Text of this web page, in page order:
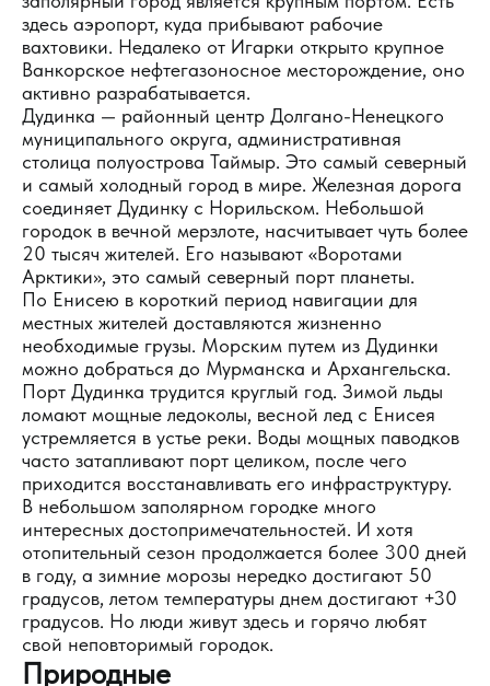
здесь аэропорт, куда прибывают рабочие
вахтовики. Недалеко от Игарки открыто крупное
Ванкорское нефтегазоносное месторождение, оно
активно разрабатывается.
Дудинка — районный центр Долгано-Ненецкого
муниципального округа, административная
столица полуострова Таймыр. Это самый северный
и самый холодный город в мире. Железная дорога
соединяет Дудинку с Норильском. Небольшой
городок в вечной мерзлоте, насчитывает чуть более
20 тысяч жителей. Его называют «Воротами
Арктики», это самый северный порт планеты.
По Енисею в короткий период навигации для
местных жителей доставляются жизненно
необходимые грузы. Морским путем из Дудинки
можно добраться до Мурманска и Архангельска.
Порт Дудинка трудится круглый год. Зимой льды
ломают мощные ледоколы, весной лед с Енисея
устремляется в устье реки. Воды мощных паводков
часто затапливают порт целиком, после чего
приходится восстанавливать его инфраструктуру.
В небольшом заполярном городке много
интересных достопримечательностей. И хотя
отопительный сезон продолжается более 300 дней
в году, а зимние морозы нередко достигают 50
градусов, летом температуры днем достигают +30
градусов. Но люди живут здесь и горячо любят
свой неповторимый городок.
Природные